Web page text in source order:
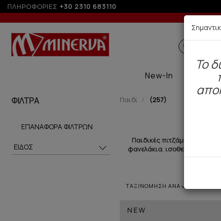
ΠΛΗΡΟΦΟΡΙΕΣ +30 2310 683110
New-In
ΦΙΛΤΡΑ
ΕΠΑΝΑΦΟΡΆ ΦΊΛΤΡΩΝ
ΕΙΔΟΣ
Παιδί (257)
Παιδικές πιτζάμες
φανελάκια, ισοθερμικά
με
ΤΑΞΙΝΟΜΗΣΗ ΑΝΑ
NEW
To